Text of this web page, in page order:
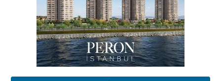
Başkan Sekmen’den Erzurum’a
bir vizyon proje daha!
02 Ağustos 2026 Pazar
Kadir SABUNCUOĞLU
Erzurumspor’un köşe taşları
29 Haziran 2026 Pazartesi